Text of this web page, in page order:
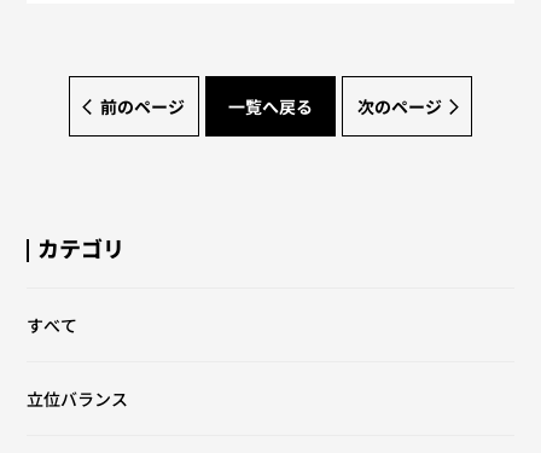
前のページ 一覧へ戻る 次のページ
カテゴリ
すべて
立位バランス